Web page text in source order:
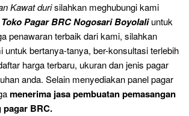
Kawatdurisilahkan meghubungi kami
Pagar BRC Nogosari Boyolaliuntuk
penawaran terbaik dari kami, silahkan
untuk bertanya-tanya, ber-konsultasi terlebih
harga terbaru, ukuran dan jenis pagar
anda. Selain menyediakan panel pagar
menerima jasa pembuatan pemasangan
BRC.